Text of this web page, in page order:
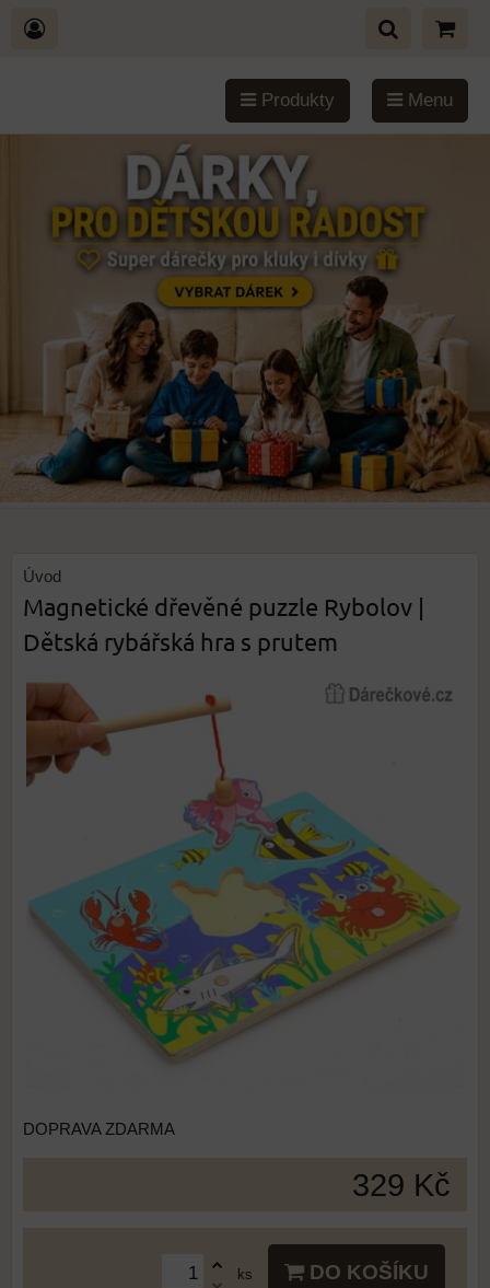
Produkty Menu
Úvod
Magnetické dřevěné puzzle Rybolov |
Dětská rybářská hra s prutem
DOPRAVA ZDARMA
329 Kč
ks DO KOŠÍKU